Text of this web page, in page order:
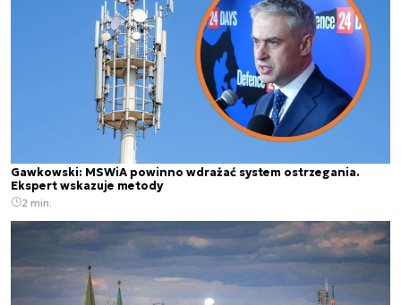
Gawkowski: MSWiA powinno wdrażać system ostrzegania.
Ekspert wskazuje metody
2 min.